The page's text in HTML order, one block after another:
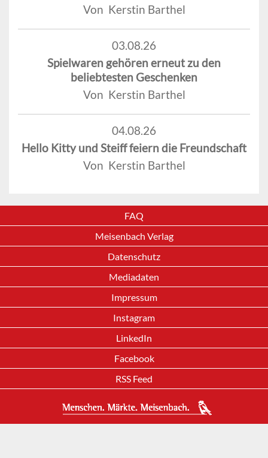
Von Kerstin Barthel
03.08.26
Spielwaren gehören erneut zu den
beliebtesten Geschenken
Von Kerstin Barthel
04.08.26
Hello Kitty und Steiff feiern die Freundschaft
Von Kerstin Barthel
FAQ
Meisenbach Verlag
Datenschutz
Mediadaten
Impressum
Instagram
LinkedIn
Facebook
RSS Feed